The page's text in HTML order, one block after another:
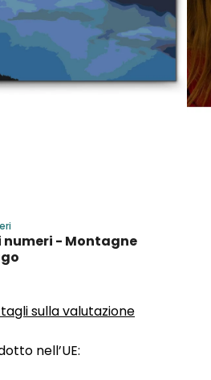
nell’UE:
numeri - Montagne
sulla valutazione